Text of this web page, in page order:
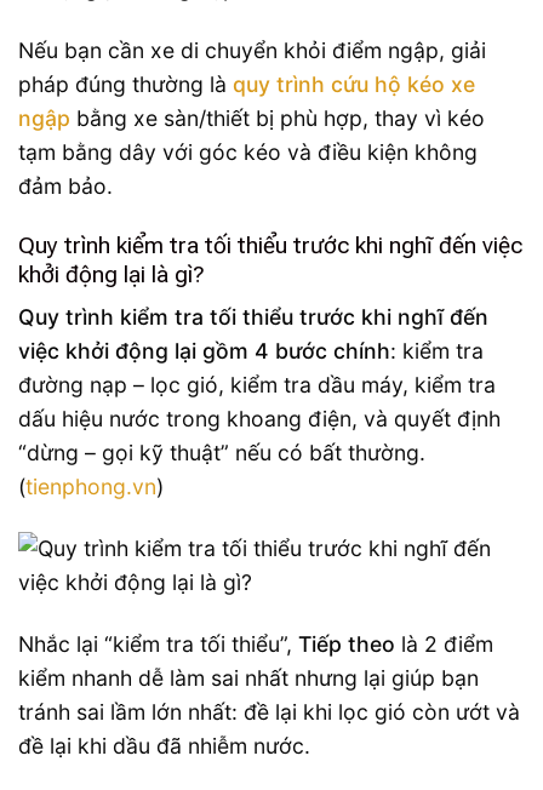
Nếu bạn cần xe di chuyển khỏi điểm ngập, giải
pháp đúng thường là quy trình cứu hộ kéo xe
ngập bằng xe sàn/thiết bị phù hợp, thay vì kéo
tạm bằng dây với góc kéo và điều kiện không
đảm bảo.
Quy trình kiểm tra tối thiểu trước khi nghĩ đến việc
khởi động lại là gì?
Quy trình kiểm tra tối thiểu trước khi nghĩ đến
việc khởi động lại gồm 4 bước chính: kiểm tra
đường nạp – lọc gió, kiểm tra dầu máy, kiểm tra
dấu hiệu nước trong khoang điện, và quyết định
“dừng – gọi kỹ thuật” nếu có bất thường.
(tienphong.vn)
Nhắc lại “kiểm tra tối thiểu”, Tiếp theo là 2 điểm
kiểm nhanh dễ làm sai nhất nhưng lại giúp bạn
tránh sai lầm lớn nhất: đề lại khi lọc gió còn ướt và
đề lại khi dầu đã nhiễm nước.